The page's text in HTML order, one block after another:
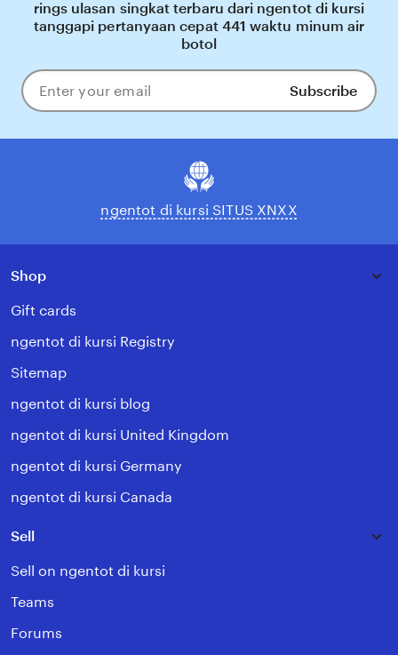
rings ulasan singkat terbaru dari ngentot di kursi
tanggapi pertanyaan cepat 441 waktu minum air
botol
Enter
your
Subscribe
ngentot di kursi SITUS XNXX
Shop
Gift cards
ngentot di kursi Registry
Sitemap
ngentot di kursi blog
ngentot di kursi United Kingdom
ngentot di kursi Germany
ngentot di kursi Canada
Sell
Sell on ngentot di kursi
Teams
Forums